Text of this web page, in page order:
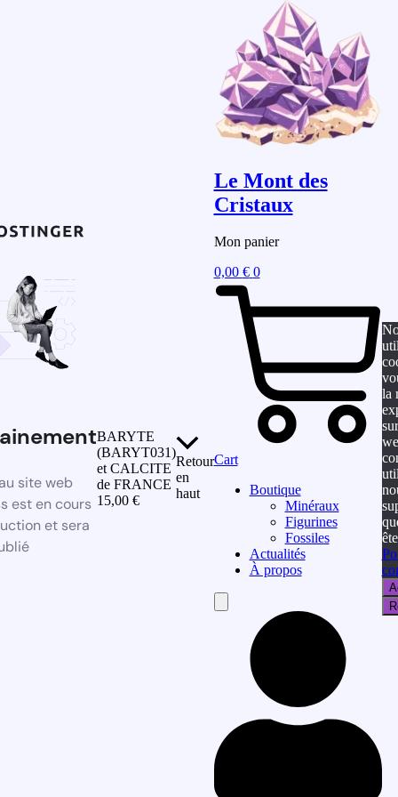
site web
est en cours
et sera
BARYTE
(BARYT031)
et CALCITE
de FRANCE
15,00 €
Retour
en
haut
Le Mont des
Cristaux
Mon panier
0,00 € 0
Cart
Boutique
Minéraux
Figurines
Fossiles
Actualités
À propos
Toggle
la